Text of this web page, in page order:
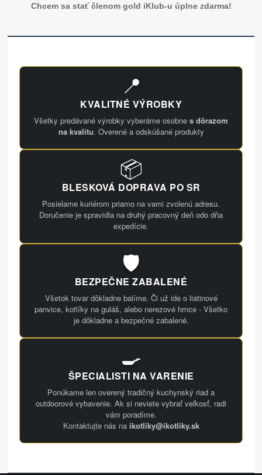
Chcem sa stať členom gold iKlub-u úplne zdarma!
📍
KVALITNÉ VÝROBKY
Všetky predávané výrobky vyberáme osobne s dôrazom
na kvalitu. Overené a odskúšané produkty
📦
BLESKOVÁ DOPRAVA PO SR
Posielame kuriérom priamo na vami zvolenú adresu.
Doručenie je spravidla na druhý pracovný deň odo dňa
expedície.
🛡️
BEZPEČNE ZABALENÉ
Všetok tovar dôkladne balíme. Či už ide o liatinové
panvice, kotlíky na guláš, alebo nerezové hrnce - Všetko
je dôkladne a bezpečné zabalené.
🍳
ŠPECIALISTI NA VARENIE
Ponúkame len overený tradičný kuchynský riad a
outdoorové vybavenie. Ak si neviete vybrať veľkosť, radi
vám poradíme.
Kontaktujte nás na ikotliky@ikotliky.sk